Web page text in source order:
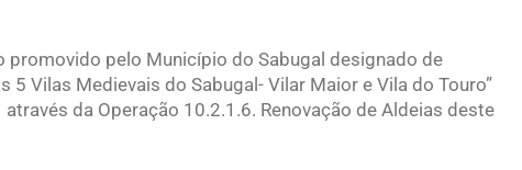
promovido pelo Município do Sabugal designado de
5 Vilas Medievais do Sabugal- Vilar Maior e Vila do Touro”
da Operação 10.2.1.6. Renovação de Aldeias deste